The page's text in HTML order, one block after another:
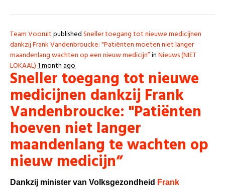
Team VooruitpublishedSneller toegang tot nieuwe medicijnen
dankzij Frank Vandenbroucke: "Patiënten moeten niet langer
maandenlang wachten op een nieuw medicijn”inNieuws (NIET
LOKAAL)1 month ago
Sneller toegang tot nieuwe
medicijnen dankzij Frank
Vandenbroucke: "Patiënten
hoeven niet langer
maandenlang te wachten op
nieuw medicijn”
Dankzij minister van Volksgezondheid Frank